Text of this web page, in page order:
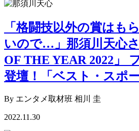
「格闘技以外の賞はも
いので…」那須川天心
OF THE YEAR 2022」
登壇！「ベスト・スポ
By エンタメ取材班 相川 圭
2022.11.30